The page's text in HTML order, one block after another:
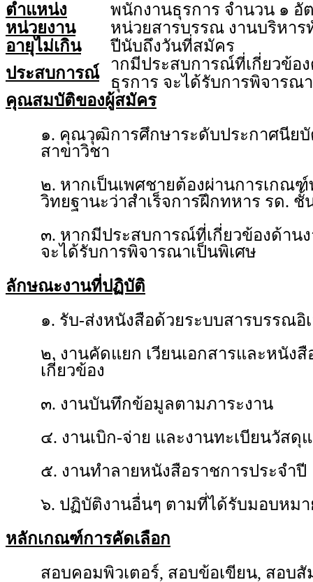
ตำแหน่ง
พนักงานธุรการ จำนวน ๑ อั
หน่วยงาน
หน่วยสารบรรณ งานบริหา
อายุไม่เกิน
ปีนับถึงวันที่สมัคร
ประสบการณ์
ากมีประสบการณ์ที่เกี่ยวข้อ
ธุรการ จะได้รับการพิจารณ
คุณสมบัติของผู้สมัคร
๑. คุณวุฒิการศึกษาระดับประกาศนีย
สาขาวิชา
๒. หากเป็นเพศชายต้องผ่านการเกณ
วิทยฐานะว่าสำเร็จการฝึกทหาร รด.
๓. หากมีประสบการณ์ที่เกี่ยวข้องด้าน
จะได้รับการพิจารณาเป็นพิเศษ
ลักษณะงานที่ปฏิบัติ
๑. รับ-ส่งหนังสือด้วยระบบสารบรรณอิ
๒. งานคัดแยก เวียนเอกสารและหนัง
เกี่ยวข้อง
๓. งานบันทึกข้อมูลตามภาระงาน
๔. งานเบิก-จ่าย และงานทะเบียนวัส
๕. งานทำลายหนังสือราชการประจำปี
๖. ปฏิบัติงานอื่นๆ ตามที่ได้รับมอบหม
หลักเกณฑ์การคัดเลือก
สอบคอมพิวเตอร์, สอบข้อเขียน, สอบ